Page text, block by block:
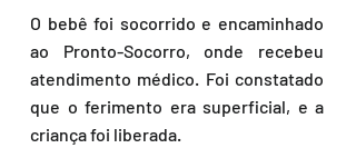
O bebê foi socorrido e encaminhado
ao Pronto-Socorro, onde recebeu
atendimento médico. Foi constatado
que o ferimento era superficial, e a
criança foi liberada.